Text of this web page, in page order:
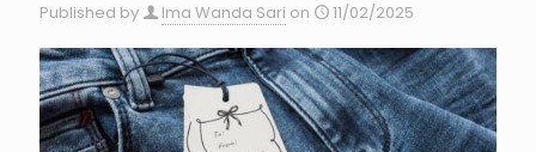
Published by Ima Wanda Sari on 11/02/2025